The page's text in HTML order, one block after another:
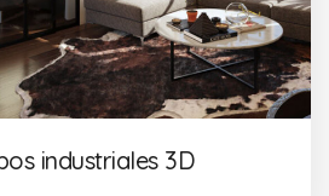
industriales 3D